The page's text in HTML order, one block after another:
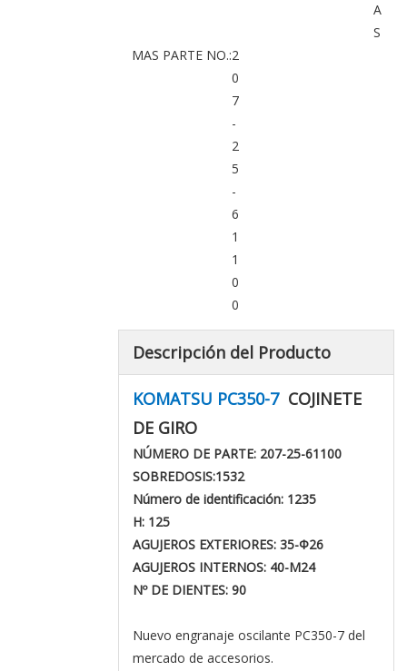
A
S
MAS PARTE NO.:2
0
7
-
2
5
-
6
1
1
0
0
Descripción del Producto
KOMATSU PC350-7 COJINETE
DE GIRO
NÚMERO DE PARTE: 207-25-61100
SOBREDOSIS:1532
Número de identificación: 1235
H: 125
AGUJEROS EXTERIORES: 35-Φ26
AGUJEROS INTERNOS: 40-M24
Nº DE DIENTES: 90
Nuevo engranaje oscilante PC350-7 del
mercado de accesorios.